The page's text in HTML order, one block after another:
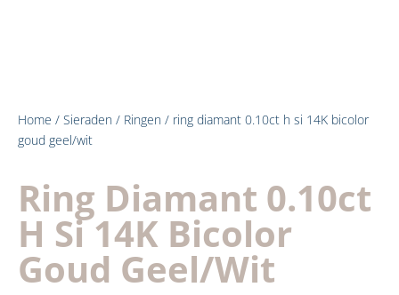
Home / Sieraden / Ringen / ring diamant 0.10ct h si 14K bicolor
goud geel/wit
Ring Diamant 0.10ct
H Si 14K Bicolor
Goud Geel/wit